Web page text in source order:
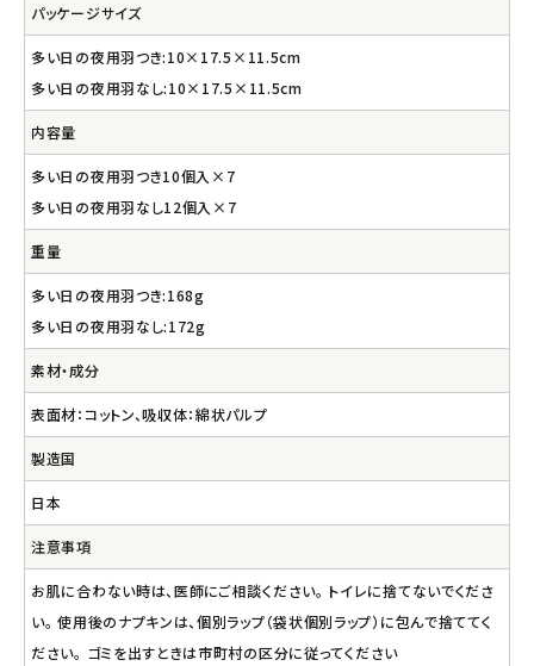
パッケージサイズ
多い日の夜用羽つき:10×17.5×11.5cm
多い日の夜用羽なし:10×17.5×11.5cm
内容量
多い日の夜用羽つき10個入×7
多い日の夜用羽なし12個入×7
重量
多い日の夜用羽つき:168g
多い日の夜用羽なし:172g
素材・成分
表面材：コットン、吸収体：綿状パルプ
製造国
日本
注意事項
お肌に合わない時は、医師にご相談ください。 トイレに捨てないでくださ
い。 使用後のナプキンは、個別ラップ（袋状個別ラップ）に包んで捨ててく
ださい。 ゴミを出すときは市町村の区分に従ってください